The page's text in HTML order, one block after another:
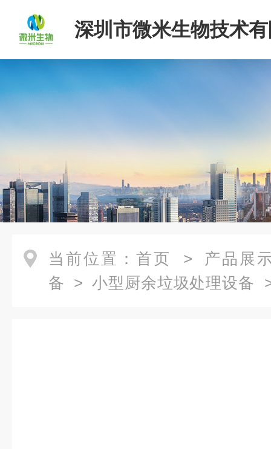
深圳市微米生物技术
当前位置： 首页 > 产品展
备 > 小型厨余垃圾处理设备